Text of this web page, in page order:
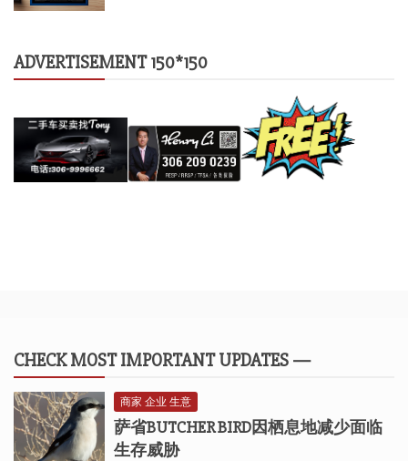
ADVERTISEMENT 150*150
CHECK MOST IMPORTANT UPDATES —
商家 企业 生意
萨省BUTCHER BIRD因栖息地减少面临
生存威胁